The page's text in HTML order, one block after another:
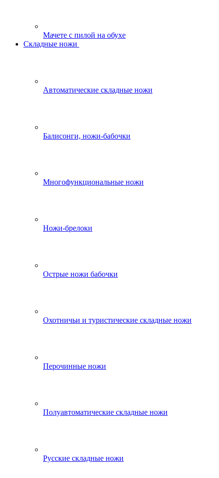
Мачете с пилой на обухе
Складные ножи
Автоматические складные ножи
Балисонги, ножи-бабочки
Многофункциональные ножи
Ножи-брелоки
Острые ножи бабочки
Охотничьи и туристические складные ножи
Перочинные ножи
Полуавтоматические складные ножи
Русские складные ножи